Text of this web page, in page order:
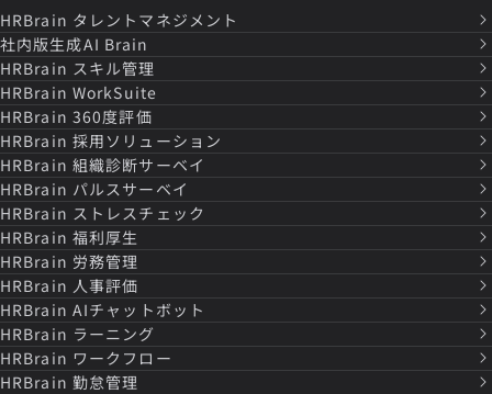
HRBrain タレントマネジメント
社内版生成AI Brain
HRBrain スキル管理
HRBrain WorkSuite
HRBrain 360度評価
HRBrain 採用ソリューション
HRBrain 組織診断サーベイ
HRBrain パルスサーベイ
HRBrain ストレスチェック
HRBrain 福利厚生
HRBrain 労務管理
HRBrain 人事評価
HRBrain AIチャットボット
HRBrain ラーニング
HRBrain ワークフロー
HRBrain 勤怠管理